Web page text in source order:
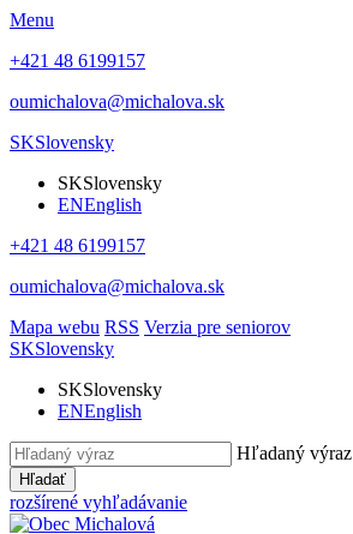
Menu
+421 48 6199157
oumichalova@michalova.sk
SKSlovensky
SKSlovensky
ENEnglish
+421 48 6199157
oumichalova@michalova.sk
Mapa webu RSS Verzia pre seniorov
SKSlovensky
SKSlovensky
ENEnglish
Hľadaný výraz
Hľadať
rozšírené vyhľadávanie